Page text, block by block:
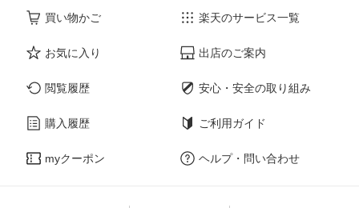
買い物かご
お気に入り
閲覧履歴
購入履歴
myクーポン
楽天のサービス一覧
出店のご案内
安心・安全の取り組み
ご利用ガイド
ヘルプ・問い合わせ